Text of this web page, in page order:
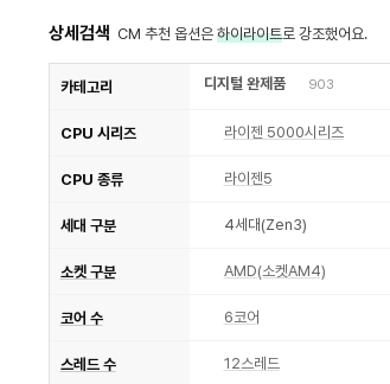
상세검색 CM 추천 옵션은 하이라이트로 강조했어요.
카테고리 디지털 완제품 903
CPU 시리즈 라이젠 5000시리즈
CPU 종류 라이젠5
세대 구분 4세대(Zen3)
소켓 구분 AMD(소켓AM4)
코어 수 6코어
스레드 수 12스레드